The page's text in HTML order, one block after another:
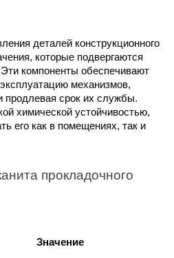
деталей конструкционного
которые подвергаются
компоненты обеспечивают
механизмов,
продлевая срок их службы.
химической устойчивостью,
его как в помещениях, так и
прокладочного
Значение